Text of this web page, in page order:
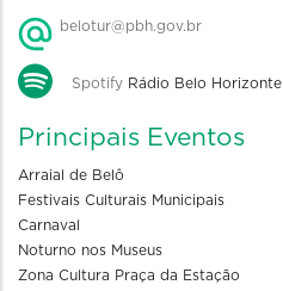
belotur@pbh.gov.br
Spotify Rádio Belo Horizonte
Principais Eventos
Arraial de Belô
Festivais Culturais Municipais
Carnaval
Noturno nos Museus
Zona Cultura Praça da Estação